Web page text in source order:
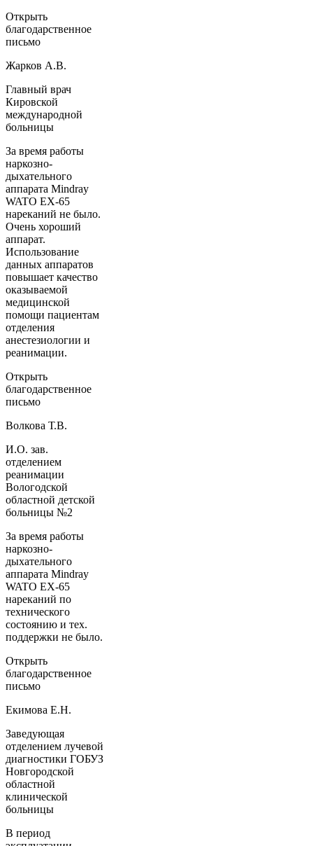
Открыть
благодарственное
письмо
Жарков А.В.
Главный врач
Кировской
международной
больницы
За время работы
наркозно-
дыхательного
аппарата Mindray
WATO EX-65
нареканий не было.
Очень хороший
аппарат.
Использование
данных аппаратов
повышает качество
оказываемой
медицинской
помощи пациентам
отделения
анестезиологии и
реанимации.
Открыть
благодарственное
письмо
Волкова Т.В.
И.О. зав.
отделением
реанимации
Вологодской
областной детской
больницы №2
За время работы
наркозно-
дыхательного
аппарата Mindray
WATO EX-65
нареканий по
технического
состоянию и тех.
поддержки не было.
Открыть
благодарственное
письмо
Екимова Е.Н.
Заведующая
отделением лучевой
диагностики ГОБУЗ
Новгородской
областной
клинической
больницы
В период